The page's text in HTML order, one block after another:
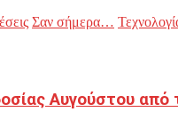
Σαν σήμερα…
Αυγούστου από